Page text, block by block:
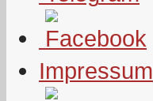
Impressum